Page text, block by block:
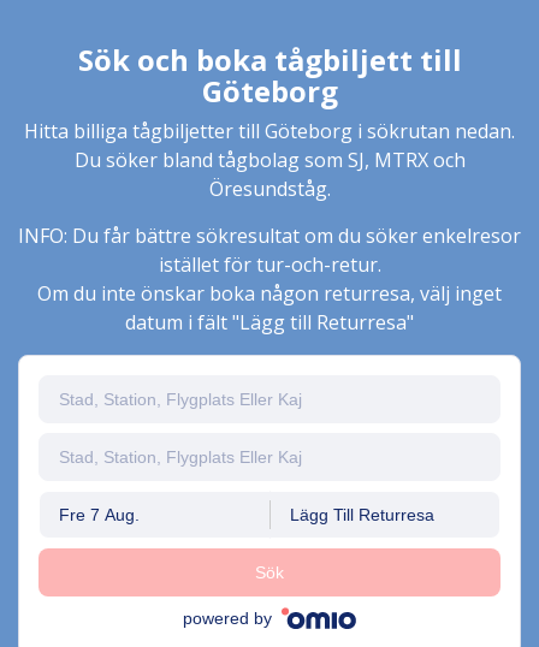
Sök och boka tågbiljett till
Göteborg
Hitta billiga tågbiljetter till Göteborg i sökrutan nedan.
Du söker bland tågbolag som SJ, MTRX och
Öresundståg.
INFO: Du får bättre sökresultat om du söker enkelresor
istället för tur-och-retur.
Om du inte önskar boka någon returresa, välj inget
datum i fält "Lägg till Returresa"
Fre 7 Aug. Lägg Till Returresa
Sök
powered by